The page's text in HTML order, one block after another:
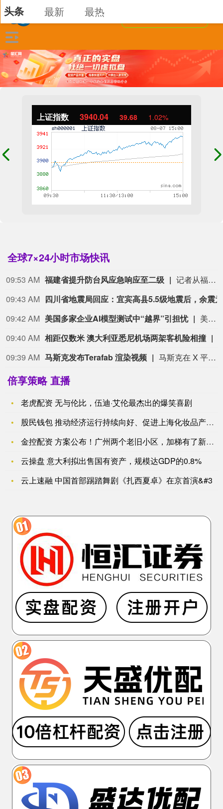
上证指数 3940.04 39.68 1.02%
全球7×24小时市场快讯
09:53 AM 福建省提升防台风应急响应至二级
记者从福建省防汛抗旱指挥部了解到，今年第13号台风“白海豚”今天8时中心距离浙江省温州市偏东方向约260公里，中心附近最大风力14级。预计“白海豚”将于今天傍晚至10日凌晨在浙江舟山到福建福鼎一带沿海登陆。福建省防指于9日9时提升防台风应急响应至二级。各地各部门需密切关注台风“白海豚”动态与风、雨、浪的影响，及时调整响应，周密部署防范措施，组织转移避险，做好应对工作。（央视新闻）
09:43 AM
09:42 AM 美国多家企业AI模型测试中“越界”引担忧
美国开放人工智能研究中心（OpenAI）发布声明称，最新内部评估结果显示，即将推出的人工智能模型“阿斯特拉”在“网络安全活动”方面可能达到有严重风险的级别。该公司决定采取包括暂停涉及该模型的部分活动等安全保障措施。近期，美国多家企业陆续承认旗下人工智能模型在测试中“越界”，引发全球业界广泛关注。分析认为，此事除了技术失误等因素外，也存在商业炒作嫌疑。同时，AI风险日益凸显，全球需要加强安全监管。（央视新闻）
09:40 AM 相距仅数米 澳大利亚悉尼机场两架客机险相撞
09:39 AM 马斯克发布Terafab 渲染视频 马斯克在 X 平台发布特斯拉 Terafab 新视频，视频中 Optimus 人形机器人和 Robovan 无人车首次同框亮相。Robovan 可载客 20 人或运货，Optimus 量产线已在改造中，目标 2027 年夏季大规模量产。
倍享策略 直播
老虎配资 无与伦比，伍迪·艾伦最杰出的爆笑喜剧
股民钱包 推动经济运行持续向好、促进上海化妆品产业高质量发展
金控配资 方案公布！广州两个老旧小区，加梯有了新盼头
云操盘 意大利拟出售国有资产，规模达GDP的0.8%
云上速融 中国首部踢踏舞剧《扎西夏卓》在京首演&#3
头条 最新 最热